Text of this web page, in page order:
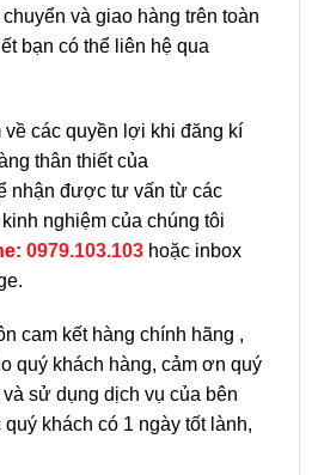
và giao hàng trên toàn
bạn có thể liên hệ qua
các quyền lợi khi đăng kí
thân thiết của
nhận được tư vấn từ các
nghiệm của chúng tôi
0979.103.103 hoặc inbox
cam kết hàng chính hãng ,
quý khách hàng, cảm ơn quý
sử dụng dịch vụ của bên
khách có 1 ngày tốt lành,